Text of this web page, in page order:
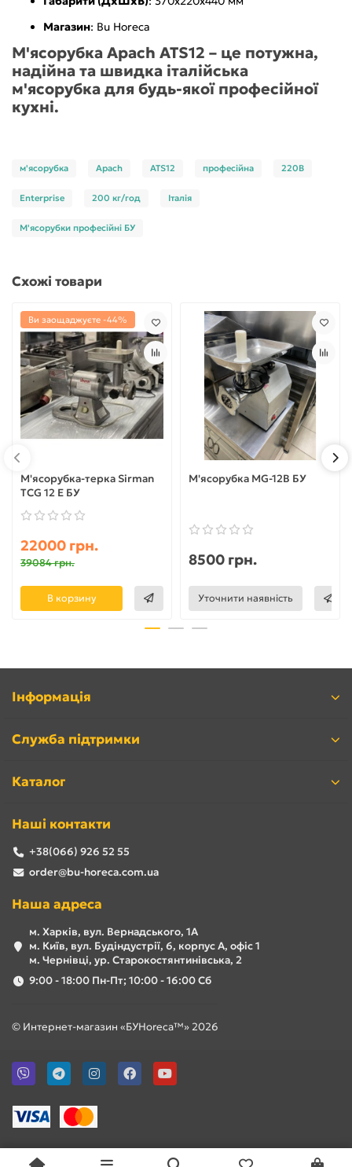
Магазин: Bu Horeca
М'ясорубка Apach ATS12 – це потужна,
надійна та швидка італійська
м'ясорубка для будь-якої професійної
кухні.
м'ясорубка Apach ATS12 професійна 220В
Enterprise 200 кг/год Італія
М'ясорубки професійні БУ
Схожі товари
Ви заощаджуєте -44%
М'ясорубка-терка Sirman
TCG 12 E БУ
22000 грн.
39084 грн.
В корзину
М'ясорубка MG-12B БУ
8500 грн.
Уточнити наявність
Інформація
Служба підтримки
Каталог
Наші контакти
+38(066) 926 52 55
order@bu-horeca.com.ua
Наша адреса
м. Харків, вул. Вернадського, 1А
м. Київ, вул. Будіндустрії, 6, корпус А, офіс 1
м. Чернівці, ур. Старокостянтинівська, 2
9:00 - 18:00 Пн-Пт; 10:00 - 16:00 Сб
© Интернет-магазин «БУHoreca™» 2026